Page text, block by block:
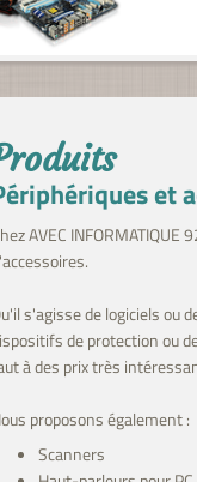
et
AVEC
s'agisse de logiciels ou
de protection ou
à des prix très
proposons également :
Scanners